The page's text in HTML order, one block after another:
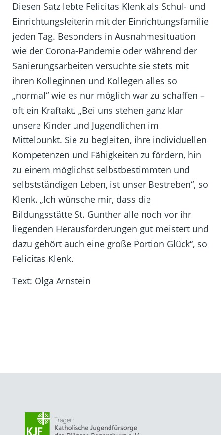
Diesen Satz lebte Felicitas Klenk als Schul- und
Einrichtungsleiterin mit der Einrichtungsfamilie
jeden Tag. Besonders in Ausnahmesituation
wie der Corona-Pandemie oder während der
Sanierungsarbeiten versuchte sie stets mit
ihren Kolleginnen und Kollegen alles so
„normal“ wie es nur möglich war zu schaffen –
oft ein Kraftakt. „Bei uns stehen ganz klar
unsere Kinder und Jugendlichen im
Mittelpunkt. Sie zu begleiten, ihre individuellen
Kompetenzen und Fähigkeiten zu fördern, hin
zu einem möglichst selbstbestimmten und
selbstständigen Leben, ist unser Bestreben“, so
Klenk. „Ich wünsche mir, dass die
Bildungsstätte St. Gunther alle noch vor ihr
liegenden Herausforderungen gut meistert und
dazu gehört auch eine große Portion Glück“, so
Felicitas Klenk.
Text: Olga Arnstein